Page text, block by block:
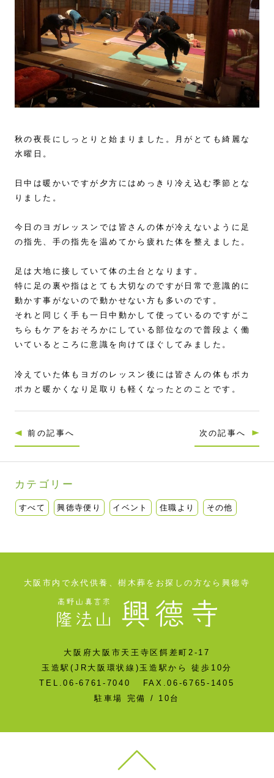
秋の夜長にしっとりと始まりました。月がとても綺麗な
水曜日。
日中は暖かいですが夕方にはめっきり冷え込む季節とな
りました。
今日のヨガレッスンでは皆さんの体が冷えないように足
の指先、手の指先を温めてから疲れた体を整えました。
足は大地に接していて体の土台となります。
特に足の裏や指はとても大切なのですが日常で意識的に
動かす事がないので動かせない方も多いのです。
それと同じく手も一日中動かして使っているのですがこ
ちらもケアをおそろかにしている部位なので普段よく働
いているところに意識を向けてほぐしてみました。
冷えていた体もヨガのレッスン後には皆さんの体もポカ
ポカと暖かくなり足取りも軽くなったとのことです。
前の記事へ 次の記事へ
カテゴリー
すべて 興徳寺便り イベント 住職より その他
大阪市内で永代供養、樹木葬をお探しの方なら興德寺
大阪府大阪市天王寺区餌差町2-17
玉造駅(JR大阪環状線)玉造駅から 徒歩10分
TEL.06-6761-7040 FAX.06-6765-1405
駐車場 完備 / 10台